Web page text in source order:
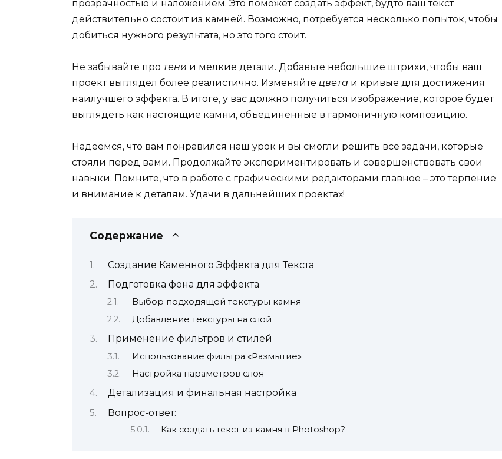
прозрачностью и наложением. Это поможет создать эффект, будто ваш текст
действительно состоит из камней. Возможно, потребуется несколько попыток, чтобы
добиться нужного результата, но это того стоит.
Не забывайте про тени и мелкие детали. Добавьте небольшие штрихи, чтобы ваш
проект выглядел более реалистично. Изменяйте цвета и кривые для достижения
наилучшего эффекта. В итоге, у вас должно получиться изображение, которое будет
выглядеть как настоящие камни, объединённые в гармоничную композицию.
Надеемся, что вам понравился наш урок и вы смогли решить все задачи, которые
стояли перед вами. Продолжайте экспериментировать и совершенствовать свои
навыки. Помните, что в работе с графическими редакторами главное – это терпение
и внимание к деталям. Удачи в дальнейших проектах!
Содержание
Создание Каменного Эффекта для Текста
Подготовка фона для эффекта
Выбор подходящей текстуры камня
Добавление текстуры на слой
Применение фильтров и стилей
Использование фильтра «Размытие»
Настройка параметров слоя
Детализация и финальная настройка
Вопрос-ответ:
Как создать текст из камня в Photoshop?